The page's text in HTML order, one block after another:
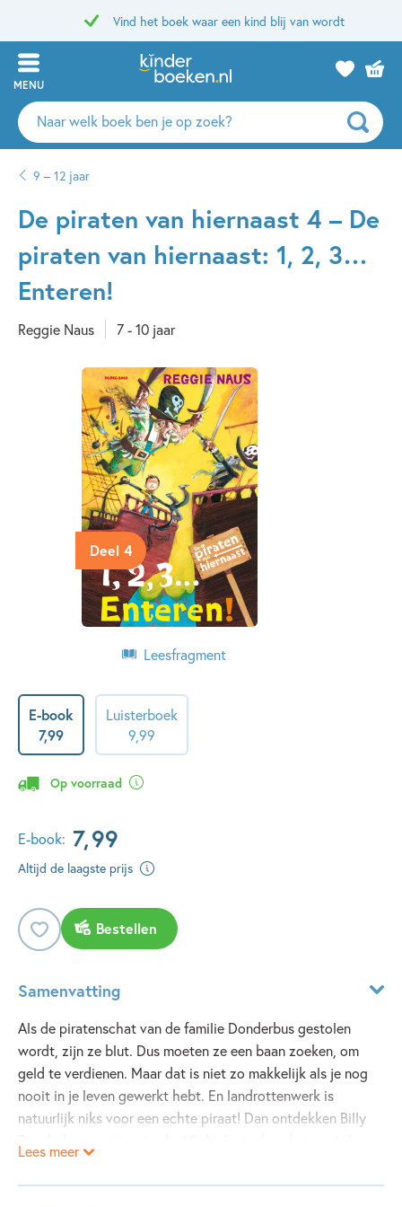
Vind het boek waar een kind blij van wordt
MENU
Zoeken
naar
auteurs
uitgevers
9 – 12 jaar
De piraten van hiernaast 4 – De
piraten van hiernaast: 1, 2, 3…
Enteren!
Reggie Naus 7 - 10 jaar
Deel 4
Leesfragment
E-book
7,99
Luisterboek
999
Op voorraad
E-book: 7,99
Altijd de laagste prijs
Bestellen
Samenvatting
Als de piratenschat van de familie Donderbus gestolen
wordt, zijn ze blut. Dus moeten ze een baan zoeken, om
geld te verdienen. Maar dat is niet zo makkelijk als je nog
nooit in je leven gewerkt hebt. En landrottenwerk is
natuurlijk niks voor een echte piraat! Dan ontdekken Billy
heeft. Ze moeten de schat terugveroveren, en dat is een
gevaarlijk klusje. Maar gelukkig is dat piratenwerk, en daar
Lees meer